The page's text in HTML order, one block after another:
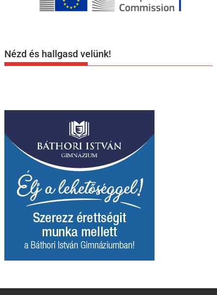
Nézd és hallgasd velünk!